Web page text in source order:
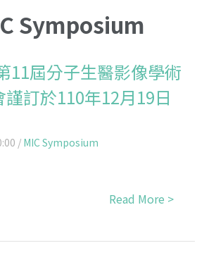
Symposium
11屆分子生醫影像學術
訂於110年12月19日
/ MIC Symposium
Read More >